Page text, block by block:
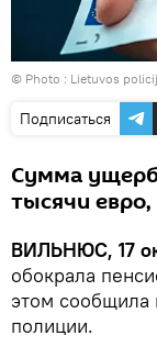
© Photo : Lietuvos
Подписаться
Сумма
тысячи
ВИЛЬНЮС, 17
обокрала
этом сообщила
полиции.